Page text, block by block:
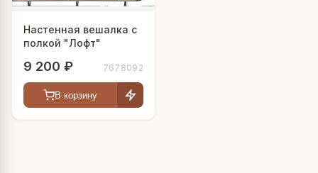
Настенная вешалка с
полкой "Лофт"
9 200 ₽ 7678092
В корзину